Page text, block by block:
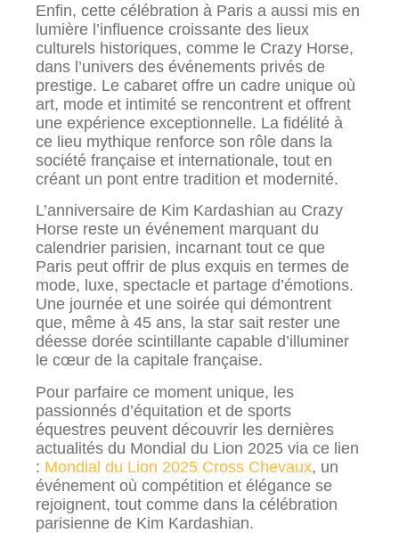
Enfin, cette célébration à Paris a aussi mis en
lumière l’influence croissante des lieux
culturels historiques, comme le Crazy Horse,
dans l’univers des événements privés de
prestige. Le cabaret offre un cadre unique où
art, mode et intimité se rencontrent et offrent
une expérience exceptionnelle. La fidélité à
ce lieu mythique renforce son rôle dans la
société française et internationale, tout en
créant un pont entre tradition et modernité.
L’anniversaire de Kim Kardashian au Crazy
Horse reste un événement marquant du
calendrier parisien, incarnant tout ce que
Paris peut offrir de plus exquis en termes de
mode, luxe, spectacle et partage d’émotions.
Une journée et une soirée qui démontrent
que, même à 45 ans, la star sait rester une
déesse dorée scintillante capable d’illuminer
le cœur de la capitale française.
Pour parfaire ce moment unique, les
passionnés d’équitation et de sports
équestres peuvent découvrir les dernières
actualités du Mondial du Lion 2025 via ce lien
: Mondial du Lion 2025 Cross Chevaux, un
événement où compétition et élégance se
rejoignent, tout comme dans la célébration
parisienne de Kim Kardashian.